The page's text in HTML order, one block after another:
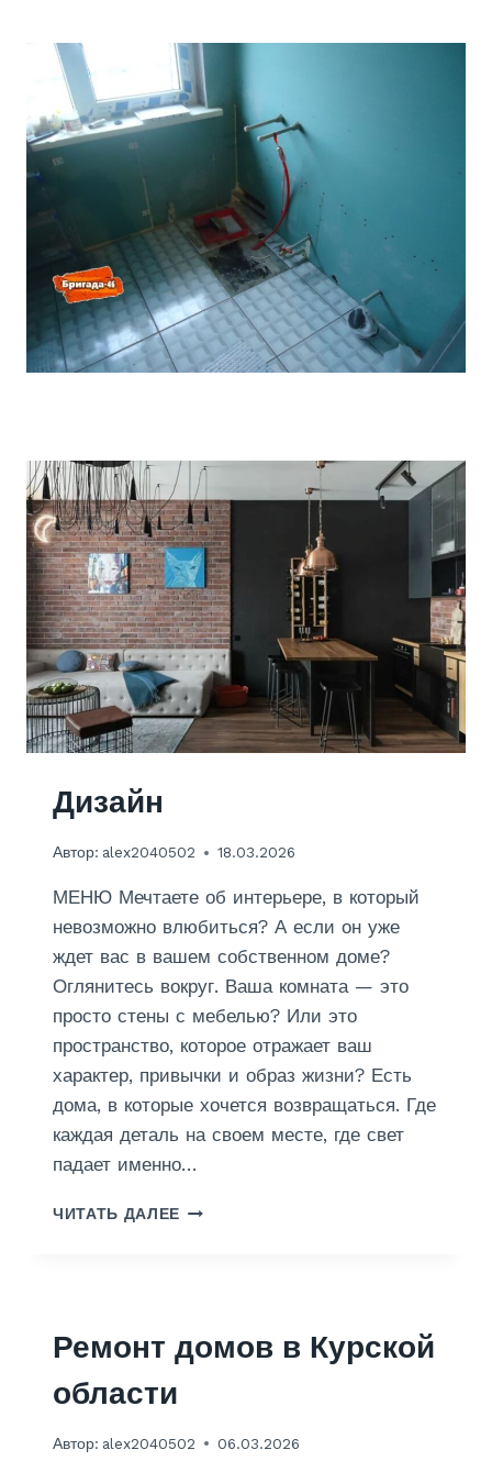
Дизайн
Автор: alex2040502 18.03.2026
МЕНЮ Мечтаете об интерьере, в который
невозможно влюбиться? А если он уже
ждет вас в вашем собственном доме?
Оглянитесь вокруг. Ваша комната — это
просто стены с мебелью? Или это
пространство, которое отражает ваш
характер, привычки и образ жизни? Есть
дома, в которые хочется возвращаться. Где
каждая деталь на своем месте, где свет
падает именно…
ЧИТАТЬ ДАЛЕЕ
Ремонт домов в Курской
области
Автор: alex2040502 06.03.2026